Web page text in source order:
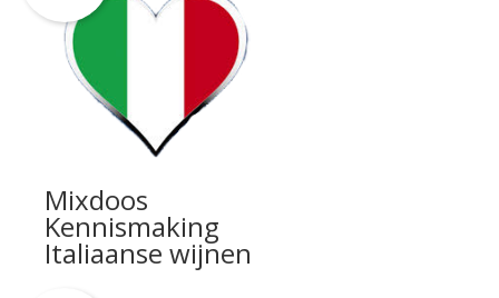
Mixdoos
Kennismaking
Italiaanse wijnen